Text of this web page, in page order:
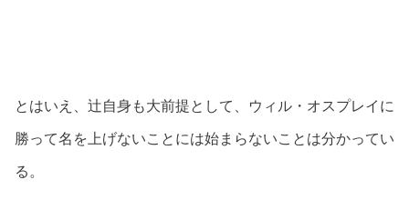
とはいえ、辻自身も大前提として、ウィル・オスプレイに
勝って名を上げないことには始まらないことは分かってい
る。